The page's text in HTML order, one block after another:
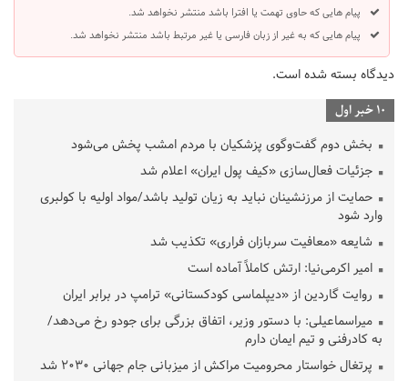
پیام هایی که حاوی تهمت یا افترا باشد منتشر نخواهد شد.
پیام هایی که به غیر از زبان فارسی یا غیر مرتبط باشد منتشر نخواهد شد.
دیدگاه بسته شده است.
10 خبر اول
بخش دوم گفت‌وگوی پزشکیان با مردم امشب پخش می‌شود
جزئیات فعال‌سازی «کیف پول ایران» اعلام شد
حمایت از مرزنشینان نباید به زیان تولید باشد/مواد اولیه با کولبری
وارد شود
شایعه «معافیت سربازان فراری» تکذیب شد
امیر اکرمی‌نیا: ارتش کاملاً آماده است
روایت گاردین از «دیپلماسی کودکستانی» ترامپ در برابر ایران
میراسماعیلی: با دستور وزیر، اتفاق بزرگی برای جودو رخ می‌دهد/
به کادرفنی و تیم ایمان دارم
پرتغال خواستار محرومیت مراکش از میزبانی جام جهانی ۲۰۳۰ شد